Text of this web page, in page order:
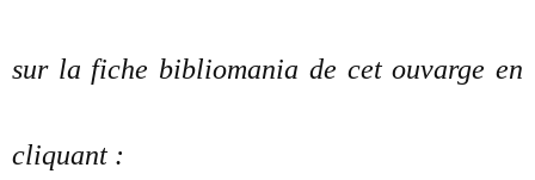
sur la fiche bibliomania de cet ouvarge en
cliquant :